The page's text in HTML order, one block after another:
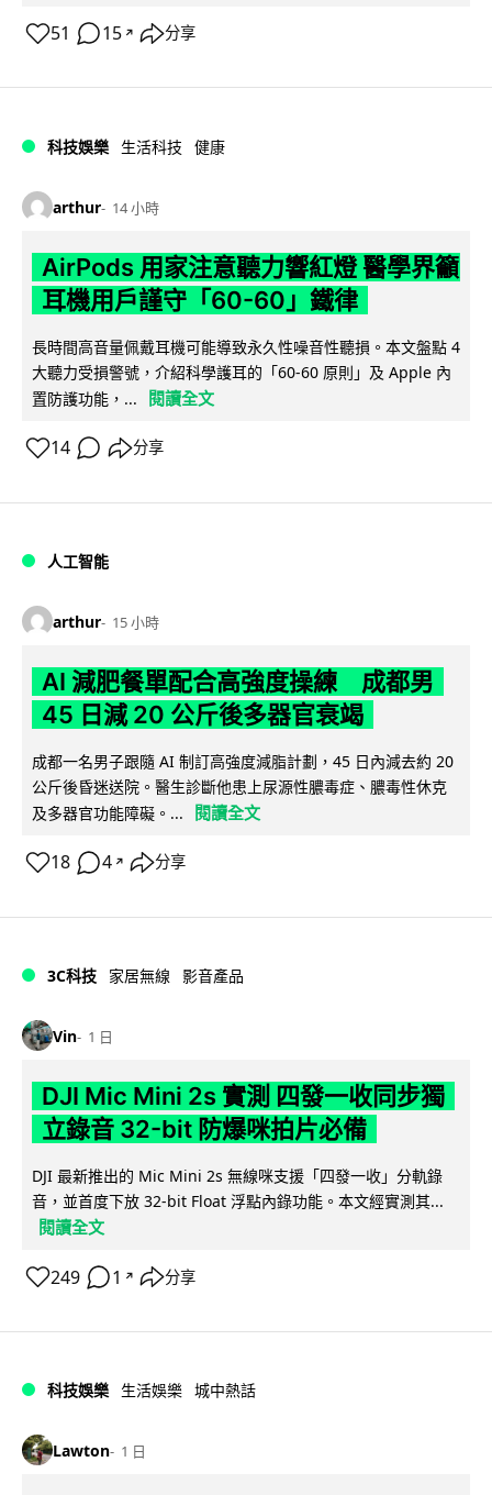
51 15 ↗ 分享
科技娛樂 生活科技 健康
arthur 14 小時
AirPods 用家注意聽力響紅燈 醫學界籲
耳機用戶謹守「60-60」鐵律
長時間高音量佩戴耳機可能導致永久性噪音性聽損。本文盤點 4
大聽力受損警號，介紹科學護耳的「60-60 原則」及 Apple 內
置防護功能，...
閱讀全文
14 分享
人工智能
arthur 15 小時
AI 減肥餐單配合高強度操練 成都男
45 日減 20 公斤後多器官衰竭
成都一名男子跟隨 AI 制訂高強度減脂計劃，45 日內減去約 20
公斤後昏迷送院。醫生診斷他患上尿源性膿毒症、膿毒性休克
及多器官功能障礙。...
閱讀全文
18 4 ↗ 分享
3C科技 家居無線 影音產品
Vin 1 日
DJI Mic Mini 2s 實測 四發一收同步獨
立錄音 32-bit 防爆咪拍片必備
DJI 最新推出的 Mic Mini 2s 無線咪支援「四發一收」分軌錄
音，並首度下放 32-bit Float 浮點內錄功能。本文經實測其...
閱讀全文
249 1 ↗ 分享
科技娛樂 生活娛樂 城中熱話
Lawton 1 日